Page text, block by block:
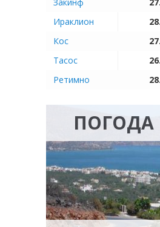
Ираклион
Кос
Тасос
Ретимно
ПОГОДА